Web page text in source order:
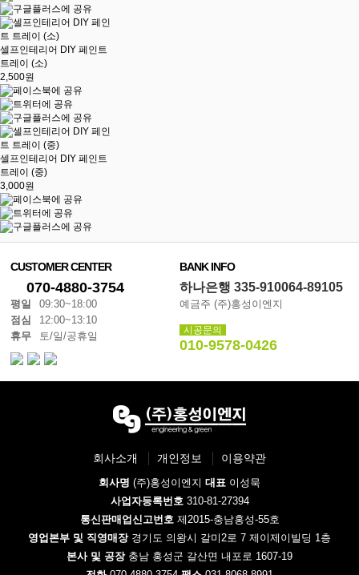
셀프인테리어 DIY 페인트
트레이 (소)
2,500원
셀프인테리어 DIY 페인트
트레이 (중)
3,000원
CUSTOMER CENTER
070-4880-3754
평일
09:30~18:00
점심
12:00~13:10
휴무
토/일/공휴일
BANK INFO
하나은행 335-910064-89105
예금주 (주)홍성이엔지
시공문의
010-9578-0426
회사소개 개인정보 이용약관
회사명 (주)홍성이엔지 대표 이성묵
사업자등록번호 310-81-27394
통신판매업신고번호 제2015-충남홍성-55호
영업본부 및 직영매장경기도 의왕시 갈미2로 7 제이제이빌딩 1층
본사 및 공장충남 홍성군 갈산면 내포로 1607-19